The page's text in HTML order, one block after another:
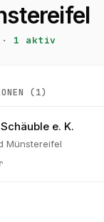
1 aktiv
(1)
e. K.
Münstereifel